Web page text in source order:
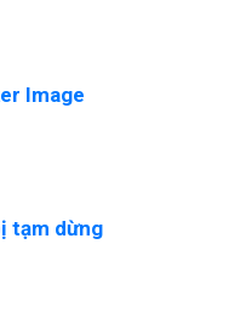
Image
tạm dừng